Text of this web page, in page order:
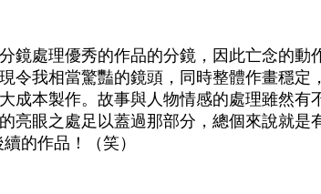
鏡處理優秀的作品的分鏡，因此亡念的動
令我相當驚豔的鏡頭，同時整體作畫穩定
成本製作。故事與人物情感的處理雖然有
亮眼之處足以蓋過那部分，總個來說就是
的作品！（笑）